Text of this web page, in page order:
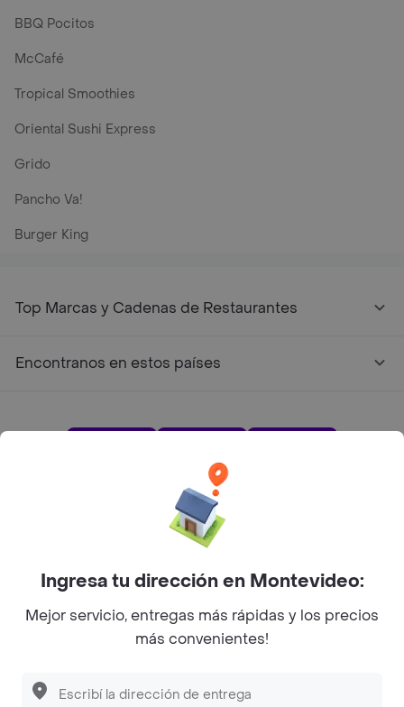
BBQ Pocitos
McCafé
Tropical Smoothies
Oriental Sushi Express
Grido
Pancho Va!
Burger King
Top Marcas y Cadenas de Restaurantes
Encontranos en estos países
Google play
Categorías
Ingresa tu dirección en Montevideo:
Mejor servicio, entregas más rápidas y los precios
más convenientes!